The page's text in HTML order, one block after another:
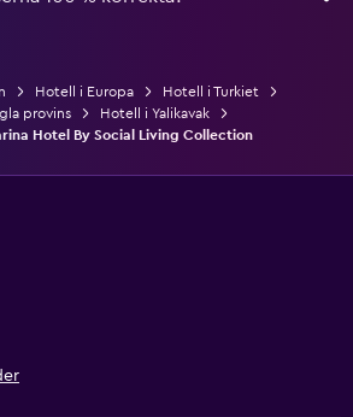
Hotell i Europa
Hotell i Turkiet
provins
Hotell i Yalikavak
Hotel By Social Living Collection